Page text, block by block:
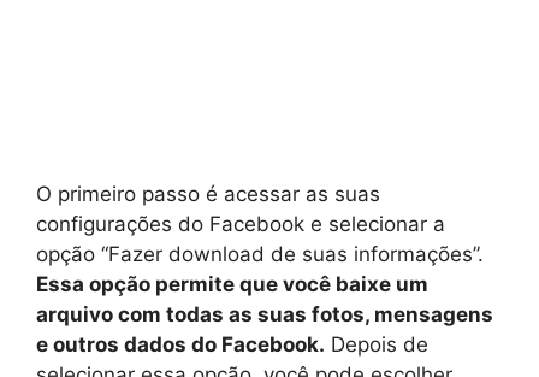
O primeiro passo é acessar as suas
configurações do Facebook e selecionar a
opção “Fazer download de suas informações”.
Essa opção permite que você baixe um
arquivo com todas as suas fotos, mensagens
e outros dados do Facebook. Depois de